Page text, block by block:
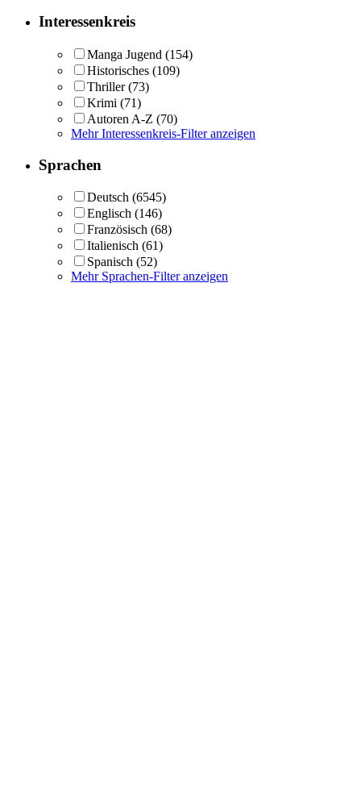
Interessenkreis
Manga Jugend (154)
Historisches (109)
Thriller (73)
Krimi (71)
Autoren A-Z (70)
Mehr Interessenkreis-Filter anzeigen
Sprachen
Deutsch (6545)
Englisch (146)
Französisch (68)
Italienisch (61)
Spanisch (52)
Mehr Sprachen-Filter anzeigen